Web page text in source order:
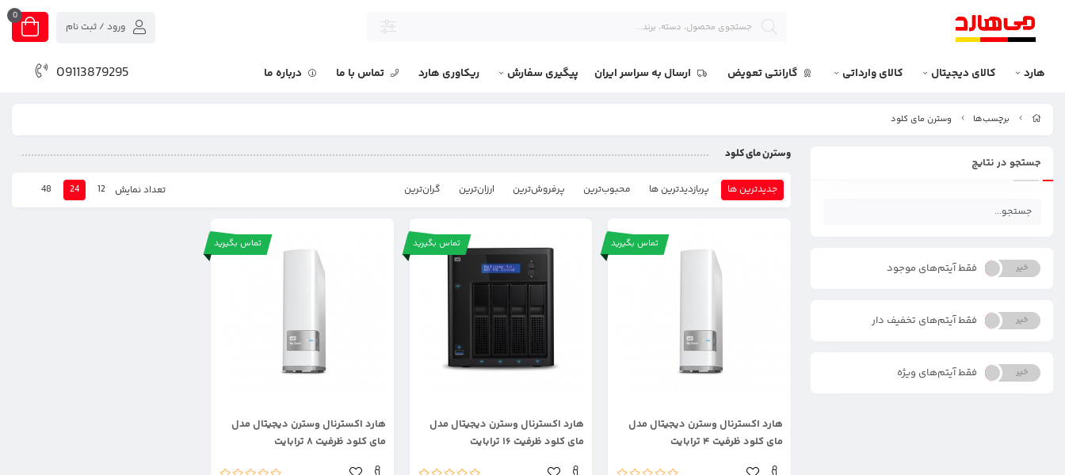
0
ورود / ثبت نام
هارد کالای دیجیتال کالای وارداتی گارانتی تعویض ارسال به سراسر ایران پیگیری سفارش ریکاوری هارد تماس با ما درباره ما 09113879295
برچسب‌ها وسترن مای کلود
جستجو در نتایج
بله خیر فقط آیتم‌های موجود
بله خیر فقط آیتم‌های تخفیف دار
بله خیر فقط آیتم‌های ویژه
وسترن مای کلود
جدیدترین ها پربازدیدترین ها محبوب‌‌ترین پرفروش‌ترین ارزان‌ترین گران‌ترین تعداد نمایش 12
24
48
تماس بگیرید
هارد اکسترنال وسترن دیجیتال مدل
مای کلود ظرفیت ۴ ترابایت
تماس بگیرید
هارد اکسترنال وسترن دیجیتال مدل
مای کلود ظرفیت ۱۶ ترابایت
تماس بگیرید
هارد اکسترنال وسترن دیجیتال مدل
مای کلود ظرفیت ۸ ترابایت